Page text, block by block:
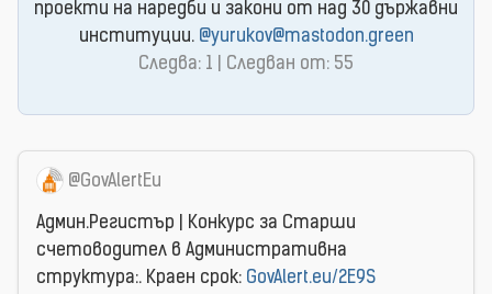
проекти на наредби и закони от над 30 държавни
институции. @yurukov@mastodon.green
Следва: 1 | Следван от: 55
@GovAlertEu
Админ.Регистър | Конкурс за Старши
счетоводител в Административна
структура:. Краен срок: GovAlert.eu/2E9S